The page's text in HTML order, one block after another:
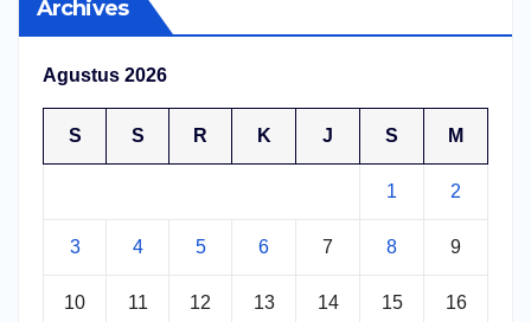
Archives
Agustus 2026
S S R K J S M
1 2
3 4 5 6 7 8 9
10 11 12 13 14 15 16